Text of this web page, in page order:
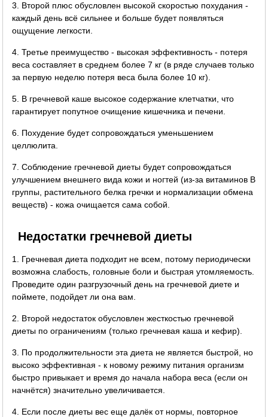
3. Второй плюс обусловлен высокой скоростью похудания -
каждый день всё сильнее и больше будет появляться
ощущение легкости.
4. Третье преимущество - высокая эффективность - потеря
веса составляет в среднем более 7 кг (в ряде случаев только
за первую неделю потеря веса была более 10 кг).
5. В гречневой каше высокое содержание клетчатки, что
гарантирует попутное очищение кишечника и печени.
6. Похудение будет сопровождаться уменьшением
целлюлита.
7. Соблюдение гречневой диеты будет сопровождаться
улучшением внешнего вида кожи и ногтей (из-за витаминов B
группы, растительного белка гречки и нормализации обмена
веществ) - кожа очищается сама собой.
Недостатки гречневой диеты
1. Гречневая диета подходит не всем, потому периодически
возможна слабость, головные боли и быстрая утомляемость.
Проведите один разгрузочный день на гречневой диете и
поймете, подойдет ли она вам.
2. Второй недостаток обусловлен жесткостью гречневой
диеты по ограничениям (только гречневая каша и кефир).
3. По продолжительности эта диета не является быстрой, но
высоко эффективная - к новому режиму питания организм
быстро привыкает и время до начала набора веса (если он
начнётся) значительно увеличивается.
4. Если после диеты вес еще далёк от нормы, повторное